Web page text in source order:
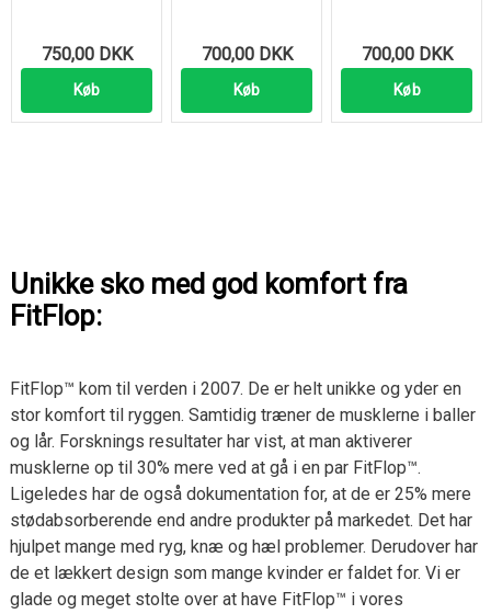
750,00 DKK
Køb
700,00 DKK
Køb
700,00 DKK
Køb
Unikke sko med god komfort fra
FitFlop:
FitFlop™ kom til verden i 2007. De er helt unikke og yder en
stor komfort til ryggen. Samtidig træner de musklerne i baller
og lår. Forsknings resultater har vist, at man aktiverer
musklerne op til 30% mere ved at gå i en par FitFlop™.
Ligeledes har de også dokumentation for, at de er 25% mere
stødabsorberende end andre produkter på markedet. Det har
hjulpet mange med ryg, knæ og hæl problemer. Derudover har
de et lækkert design som mange kvinder er faldet for. Vi er
glade og meget stolte over at have FitFlop™ i vores